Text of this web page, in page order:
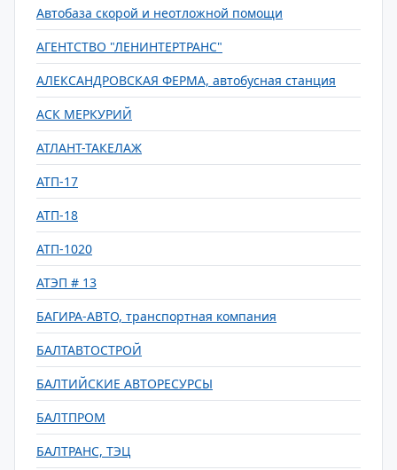
Автобаза скорой и неотложной помощи
АГЕНТСТВО "ЛЕНИНТЕРТРАНС"
АЛЕКСАНДРОВСКАЯ ФЕРМА, автобусная станция
АСК МЕРКУРИЙ
АТЛАНТ-ТАКЕЛАЖ
АТП-17
АТП-18
АТП-1020
АТЭП # 13
БАГИРА-АВТО, транспортная компания
БАЛТАВТОСТРОЙ
БАЛТИЙСКИЕ АВТОРЕСУРСЫ
БАЛТПРОМ
БАЛТРАНС, ТЭЦ